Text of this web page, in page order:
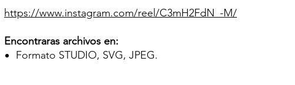
https://www.instagram.com/reel/C3mH2FdN_-M/
Encontraras archivos en:
Formato STUDIO, SVG, JPEG.